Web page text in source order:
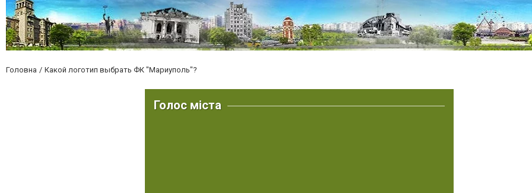
Головна Какой логотип выбрать ФК "Мариуполь"?
Голос міста